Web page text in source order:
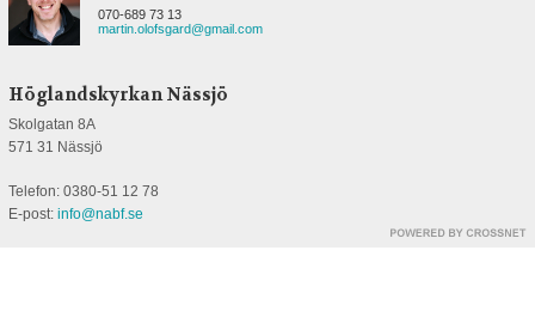
070-689 73 13
martin.olofsgard@gmail.com
Höglandskyrkan Nässjö
Skolgatan 8A
571 31 Nässjö
Telefon: 0380-51 12 78
E-post: info@nabf.se